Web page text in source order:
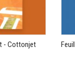
- Cottonjet